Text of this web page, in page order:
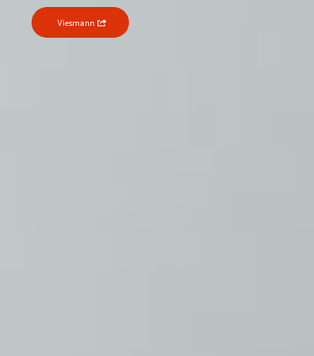
Viesmann